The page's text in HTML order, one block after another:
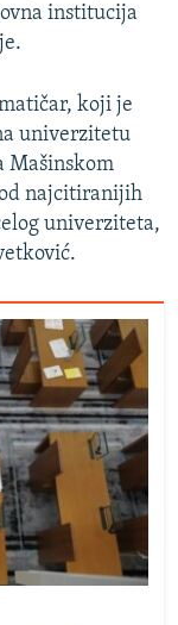
institucija
koji je
univerzitetu
Mašinskom
najcitiranijih
univerziteta,